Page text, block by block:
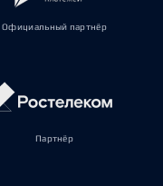
Официальный партнёр
Партнёр